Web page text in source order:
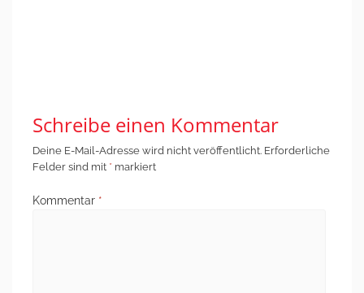
Schreibe einen Kommentar
Deine E-Mail-Adresse wird nicht veröffentlicht. Erforderliche
Felder sind mit * markiert
Kommentar *